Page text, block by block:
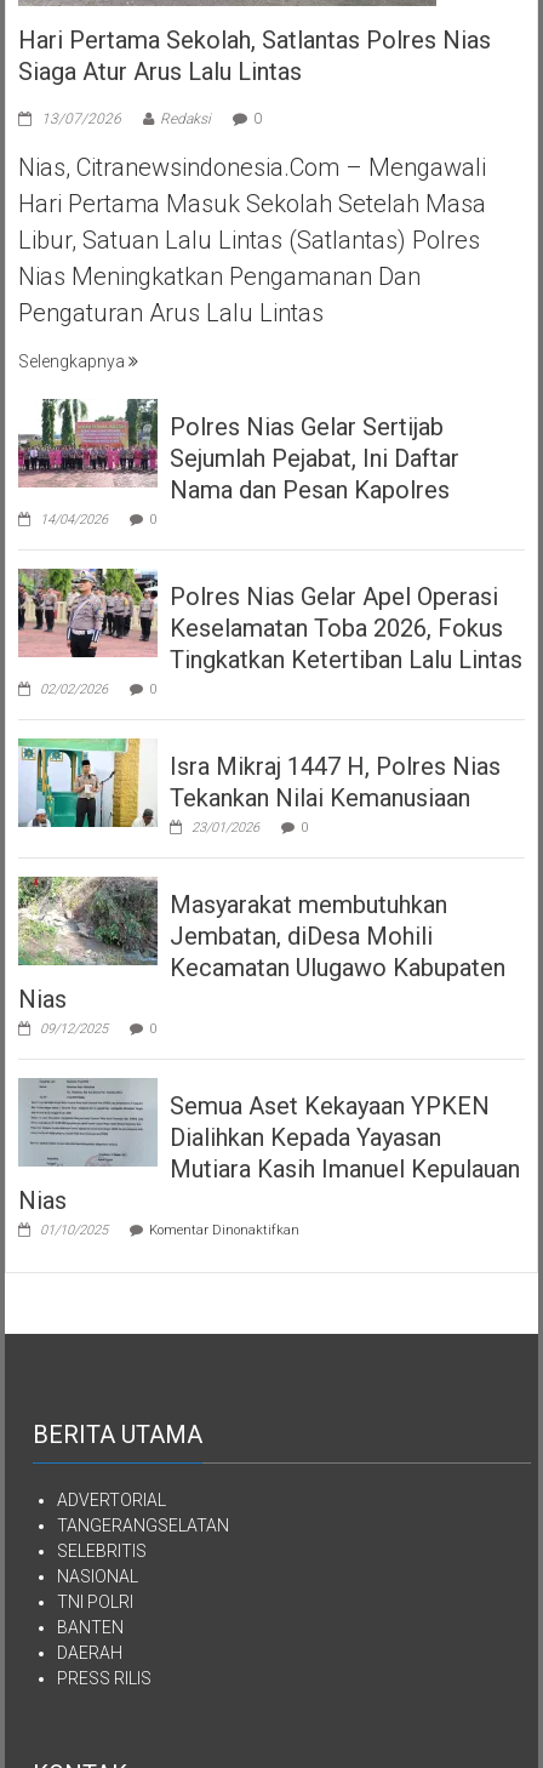
Hari Pertama Sekolah, Satlantas Polres Nias
Siaga Atur Arus Lalu Lintas
13/07/2026 Redaksi 0
Nias, Citranewsindonesia.com – Mengawali
Hari Pertama Masuk Sekolah Setelah Masa
Libur, Satuan Lalu Lintas (Satlantas) Polres
Nias Meningkatkan Pengamanan Dan
Pengaturan Arus Lalu Lintas
Selengkapnya
Polres Nias Gelar Sertijab
Sejumlah Pejabat, Ini Daftar
Nama dan Pesan Kapolres
14/04/2026 0
Polres Nias Gelar Apel Operasi
Keselamatan Toba 2026, Fokus
Tingkatkan Ketertiban Lalu Lintas
02/02/2026 0
Isra Mikraj 1447 H, Polres Nias
Tekankan Nilai Kemanusiaan
23/01/2026 0
Masyarakat membutuhkan
Jembatan, diDesa Mohili
Kecamatan Ulugawo Kabupaten
Nias
09/12/2025 0
Semua Aset Kekayaan YPKEN
Dialihkan Kepada Yayasan
Mutiara Kasih Imanuel Kepulauan
Nias
01/10/2025 Komentar Dinonaktifkan
BERITA UTAMA
ADVERTORIAL
TANGERANGSELATAN
SELEBRITIS
NASIONAL
TNI POLRI
BANTEN
DAERAH
PRESS RILIS